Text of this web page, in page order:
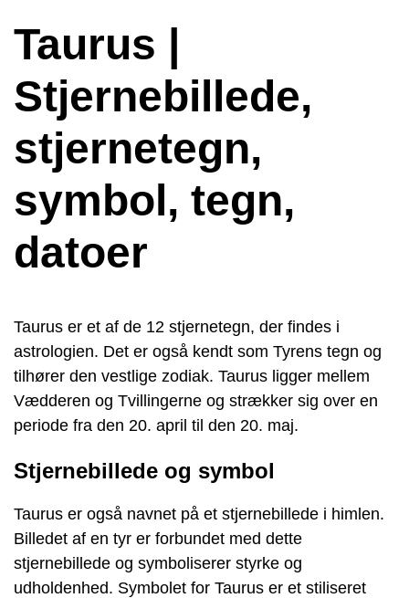
Taurus |
Stjernebillede,
stjernetegn,
symbol, tegn,
datoer
Taurus er et af de 12 stjernetegn, der findes i
astrologien. Det er også kendt som Tyrens tegn og
tilhører den vestlige zodiak. Taurus ligger mellem
Vædderen og Tvillingerne og strækker sig over en
periode fra den 20. april til den 20. maj.
Stjernebillede og symbol
Taurus er også navnet på et stjernebillede i himlen.
Billedet af en tyr er forbundet med dette
stjernebillede og symboliserer styrke og
udholdenhed. Symbolet for Taurus er et stiliseret